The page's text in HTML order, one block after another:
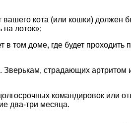
вашего кота (или кошки) должен
на лоток»;
том доме, где будет проходить
Зверькам, страдающих
командировок или
два-три месяца.